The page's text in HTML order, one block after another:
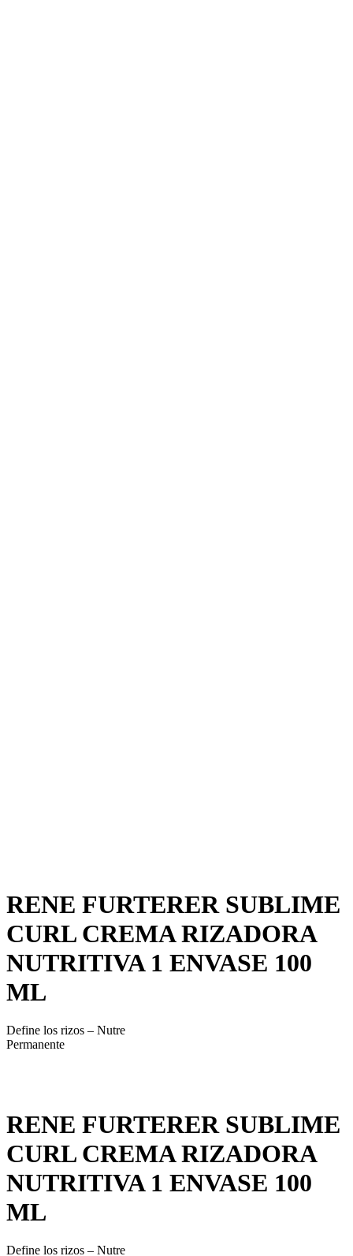
RENE FURTERER SUBLIME
CURL CREMA RIZADORA
NUTRITIVA 1 ENVASE 100
ML
Define los rizos – Nutre
Permanente
RENE FURTERER SUBLIME
CURL CREMA RIZADORA
NUTRITIVA 1 ENVASE 100
ML
Define los rizos – Nutre